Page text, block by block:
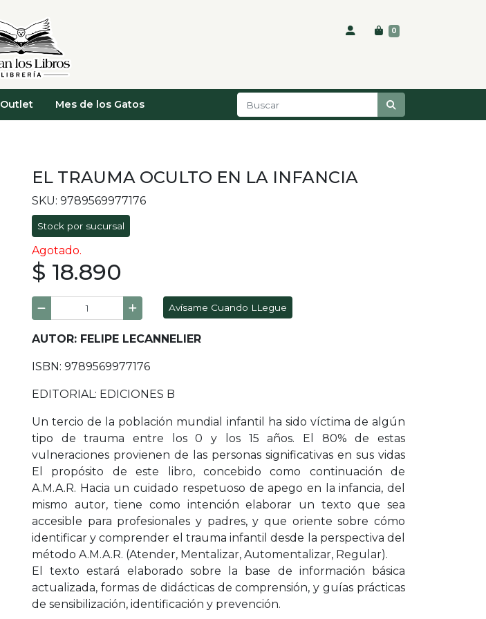
0
Outlet Mes de los Gatos
EL TRAUMA OCULTO EN LA INFANCIA
SKU: 9789569977176
Stock por sucursal
Agotado.
$ 18.890
Avísame Cuando LLegue
AUTOR: FELIPE LECANNELIER
ISBN: 9789569977176
EDITORIAL: EDICIONES B
Un tercio de la población mundial infantil ha sido víctima de algún
tipo de trauma entre los 0 y los 15 años. El 80% de estas
vulneraciones provienen de las personas significativas en sus vidas
El propósito de este libro, concebido como continuación de
A.M.A.R. Hacia un cuidado respetuoso de apego en la infancia, del
mismo autor, tiene como intención elaborar un texto que sea
accesible para profesionales y padres, y que oriente sobre cómo
identificar y comprender el trauma infantil desde la perspectiva del
método A.M.A.R. (Atender, Mentalizar, Automentalizar, Regular).
El texto estará elaborado sobre la base de información básica
actualizada, formas de didácticas de comprensión, y guías prácticas
de sensibilización, identificación y prevención.